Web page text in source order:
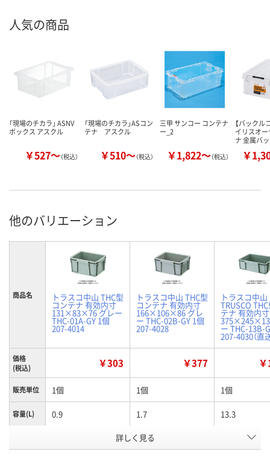
人気の商品
「現場のチカラ」 ASNV
ボックス アスクル
￥527～（税込）
「現場のチカラ」ASコン
テナ アスクル
￥510～（税込）
三甲 サンコー コンテナ
ー_2
￥1,822～（税込）
【バックル
イリスオ
ナ 金属バ
￥
他のバリエーション
商品名 トラスコ中山 THC型
コンテナ 有効内寸
131×83×76 グレー
THC-01A-GY 1個
207-4014
トラスコ中山 THC型
コンテナ 有効内寸
166×106×86 グレ
ー THC-02B-GY 1個
207-4028
トラスコ中山
TRUSCO
テナ 有効内寸
ー THC-13B-
207-4030（直
価格
(税込)
￥303 ￥377
販売単位 1個 1個 1個
容量(L) 0.9 1.7 13.3
166
詳しく見る